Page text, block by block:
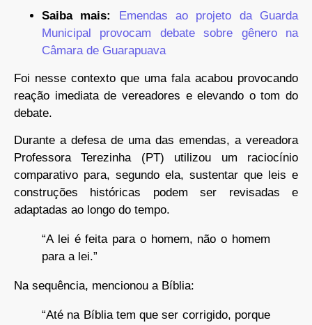
Saiba mais:
Emendas ao projeto da Guarda
Municipal provocam debate sobre gênero na
Câmara de Guarapuava
Foi nesse contexto que uma fala acabou provocando
reação imediata de vereadores e elevando o tom do
debate.
Durante a defesa de uma das emendas, a vereadora
Professora Terezinha (PT) utilizou um raciocínio
comparativo para, segundo ela, sustentar que leis e
construções históricas podem ser revisadas e
adaptadas ao longo do tempo.
“A lei é feita para o homem, não o homem
para a lei.”
Na sequência, mencionou a Bíblia:
“Até na Bíblia tem que ser corrigido, porque